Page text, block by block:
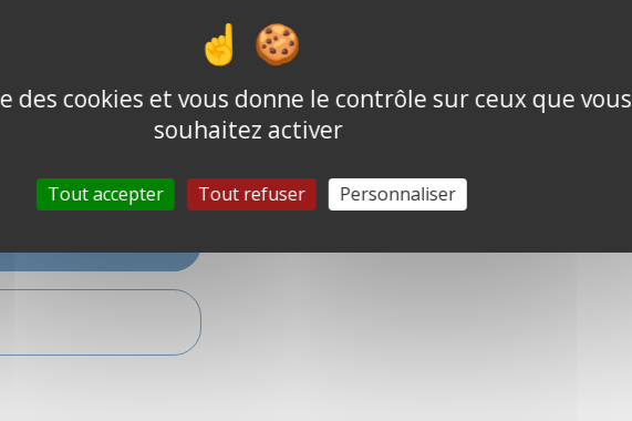
des cookies et vous donne le contrôle sur ceux que vous
souhaitez activer
Tout accepter Tout refuser Personnaliser